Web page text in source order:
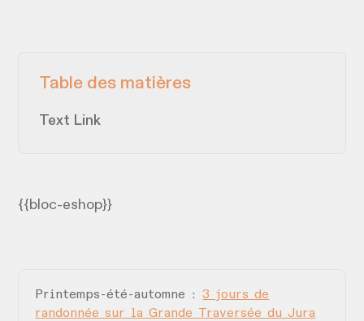
Table des matières
Text Link
{{bloc-eshop}}
Printemps-été-automne :
3 jours de
randonnée sur la Grande Traversée du Jura